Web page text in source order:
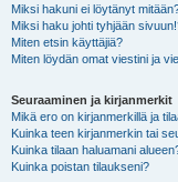
Miksi hakuni ei löytänyt
Miksi haku johti tyhjään
Miten etsin käyttäjiä?
Miten löydän omat viestini ja
Seuraaminen ja kirjanmerkit
Mikä ero on kirjanmerkillä ja
Kuinka teen kirjanmerkin tai
Kuinka tilaan haluamani
Kuinka poistan tilaukseni?